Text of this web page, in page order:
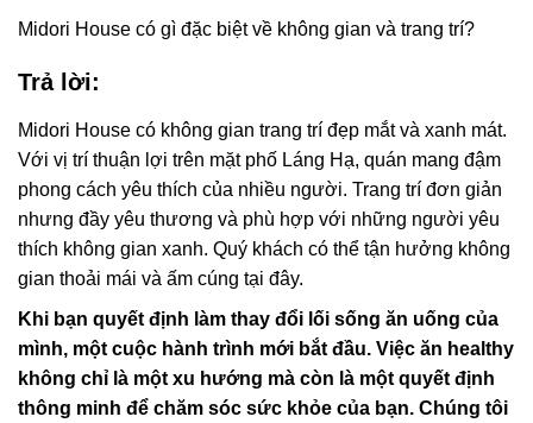
Midori House có gì đặc biệt về không gian và trang trí?
Trả lời:
Midori House có không gian trang trí đẹp mắt và xanh mát.
Với vị trí thuận lợi trên mặt phố Láng Hạ, quán mang đậm
phong cách yêu thích của nhiều người. Trang trí đơn giản
nhưng đầy yêu thương và phù hợp với những người yêu
thích không gian xanh. Quý khách có thể tận hưởng không
gian thoải mái và ấm cúng tại đây.
Khi bạn quyết định làm thay đổi lối sống ăn uống của
mình, một cuộc hành trình mới bắt đầu. Việc ăn healthy
không chỉ là một xu hướng mà còn là một quyết định
thông minh để chăm sóc sức khỏe của bạn. Chúng tôi